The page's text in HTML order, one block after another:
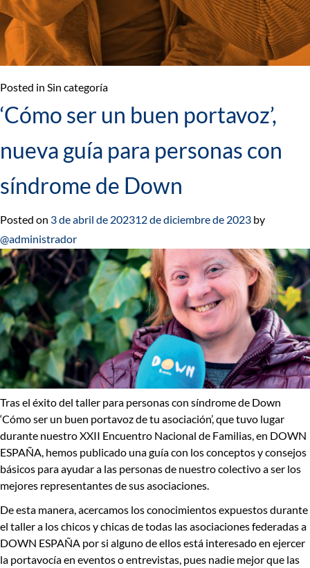
Posted in Sin categoría
‘Cómo ser un buen portavoz’,
nueva guía para personas con
síndrome de Down
Posted on 3 de abril de 202312 de diciembre de 2023 by
@administrador
Tras el éxito del taller para personas con síndrome de Down
‘Cómo ser un buen portavoz de tu asociación’, que tuvo lugar
durante nuestro XXII Encuentro Nacional de Familias, en DOWN
ESPAÑA, hemos publicado una guía con losconceptos y consejos
básicos para ayudar a las personas de nuestro colectivo a ser los
mejores representantes de sus asociaciones.
De esta manera, acercamos los conocimientos expuestos durante
el taller a los chicos y chicas de todas las asociaciones federadas a
DOWN ESPAÑA por si alguno de ellos está interesado en ejercer
la portavocía en eventos o entrevistas, pues nadie mejor que las